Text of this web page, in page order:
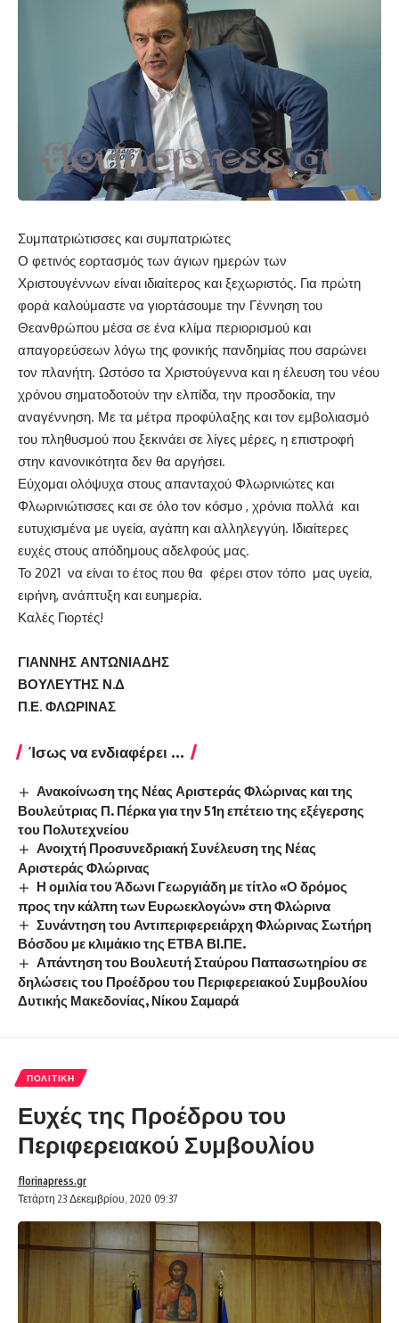
Συμπατριώτισσες και συμπατριώτες
Ο φετινός εορτασμός των άγιων ημερών των
Χριστουγέννων είναι ιδιαίτερος και ξεχωριστός. Για πρώτη
φορά καλούμαστε να γιορτάσουμε την Γέννηση του
Θεανθρώπου μέσα σε ένα κλίμα περιορισμού και
απαγορεύσεων λόγω της φονικής πανδημίας που σαρώνει
τον πλανήτη. Ωστόσο τα Χριστούγεννα και η έλευση του νέου
χρόνου σηματοδοτούν την ελπίδα, την προσδοκία, την
αναγέννηση. Με τα μέτρα προφύλαξης και τον εμβολιασμό
του πληθυσμού που ξεκινάει σε λίγες μέρες, η επιστροφή
στην κανονικότητα δεν θα αργήσει.
Εύχομαι ολόψυχα στους απανταχού Φλωρινιώτες και
Φλωρινιώτισσες και σε όλο τον κόσμο , χρόνια πολλά και
ευτυχισμένα με υγεία, αγάπη και αλληλεγγύη. Ιδιαίτερες
ευχές στους απόδημους αδελφούς μας.
Το 2021 να είναι το έτος που θα φέρει στον τόπο μας υγεία,
ειρήνη, ανάπτυξη και ευημερία.
Καλές Γιορτές!
ΓΙΑΝΝΗΣ ΑΝΤΩΝΙΑΔΗΣ
ΒΟΥΛΕΥΤΗΣ Ν.Δ
Π.Ε. ΦΛΩΡΙΝΑΣ
Ίσως να ενδιαφέρει ...
Ανακοίνωση της Νέας Αριστεράς Φλώρινας και της
Βουλεύτριας Π. Πέρκα για την 51η επέτειο της εξέγερσης
του Πολυτεχνείου
Ανοιχτή Προσυνεδριακή Συνέλευση της Νέας
Αριστεράς Φλώρινας
Η ομιλία του Άδωνι Γεωργιάδη με τίτλο «Ο δρόμος
προς την κάλπη των Ευρωεκλογών» στη Φλώρινα
Συνάντηση του Αντιπεριφερειάρχη Φλώρινας Σωτήρη
Βόσδου με κλιμάκιο της ΕΤΒΑ ΒΙ.ΠΕ.
Απάντηση του Βουλευτή Σταύρου Παπασωτηρίου σε
δηλώσεις του Προέδρου του Περιφερειακού Συμβουλίου
Δυτικής Μακεδονίας, Νίκου Σαμαρά
ΠΟΛΙΤΙΚΉ
Ευχές της Προέδρου του
Περιφερειακού Συμβουλίου
Τετάρτη 23 Δεκεμβρίου, 2020 09:37
florinapress.gr